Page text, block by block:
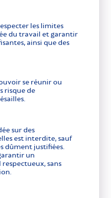
les limites
du travail et garantir
ainsi que des
se réunir ou
risque de
sur des
est interdite, sauf
dûment justifiées.
un
sans